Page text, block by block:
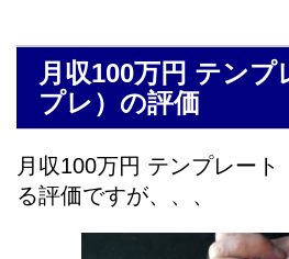
月収100万円 テンプ
プレ）の評価
月収100万円 テンプレート
る評価ですが、、、